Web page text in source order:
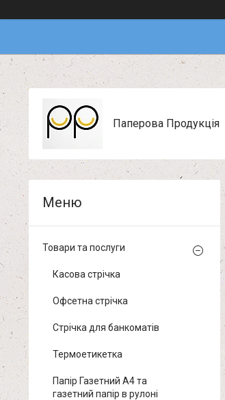
Паперова Продукція
Товари та послуги
Касова стрічка
Офсетна стрічка
Стрічка для банкоматів
Термоетикетка
Папір Газетний А4 та
газетний папір в рулоні